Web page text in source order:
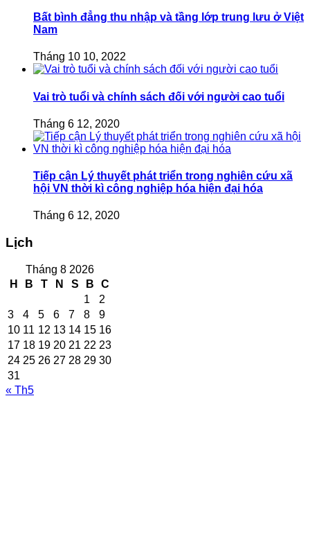
Bất bình đẳng thu nhập và tầng lớp trung lưu ở Việt
Nam
Tháng 10 10, 2022
Vai trò tuổi và chính sách đối với người cao tuổi
Tháng 6 12, 2020
Tiếp cận Lý thuyết phát triển trong nghiên cứu xã
hội VN thời kì công nghiệp hóa hiện đại hóa
Tháng 6 12, 2020
Lịch
Tháng 8 2026
H
B T N S B
C
1
2
3
4 5 6 7 8
9
10 11 12 13 14 15 16
17 18 19 20 21 22 23
24 25 26 27 28 29 30
31
« Th5